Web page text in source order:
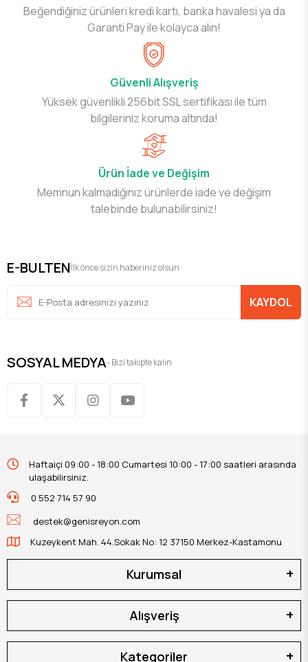
Beğendiğiniz ürünleri kredi kartı, banka havalesi ya da
Garanti Pay ile kolayca alın!
Güvenli Alışveriş
Yüksek güvenlikli 256bit SSL sertifikası ile tüm
bilgileriniz koruma altında!
Ürün İade ve Değişim
Memnun kalmadığınız ürünlerde iade ve değişim
talebinde bulunabilirsiniz!
E-BULTENİlk önce sizin haberiniz olsun
KAYDOL
SOSYAL MEDYA- Bizi takipte kalın
Haftaiçi 09:00 - 18:00 Cumartesi 10:00 - 17:00 saatleri arasında
ulaşabilirsiniz.
0 552 714 57 90
destek@genisreyon.com
Kuzeykent Mah. 44.Sokak No: 12 37150 Merkez-Kastamonu
Kurumsal
Alışveriş
Kategoriler